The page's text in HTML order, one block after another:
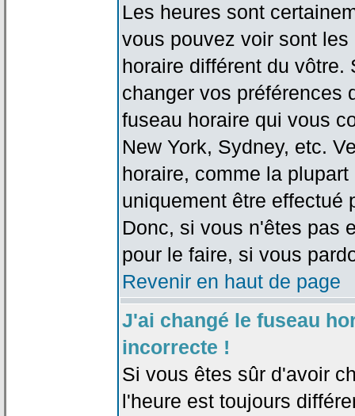
Les heures sont
vous pouvez voir sont
horaire différent du
changer vos préférences
fuseau horaire qui vous
New York, Sydney, etc.
horaire, comme la
uniquement être effectué
Donc, si vous n'êtes pas
pour le faire, si vous
Revenir en haut de page
J'ai changé le fuseau
incorrecte !
Si vous êtes sûr d'avoir
l'heure est toujours